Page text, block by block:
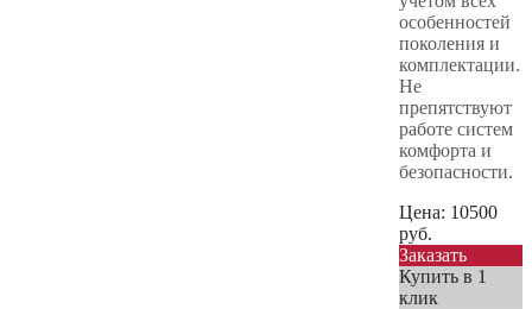
особенностей
поколения и
комплектации.
Не
препятствуют
работе систем
комфорта и
безопасности.
Цена: 10500
руб.
Заказать
Купить в 1
клик